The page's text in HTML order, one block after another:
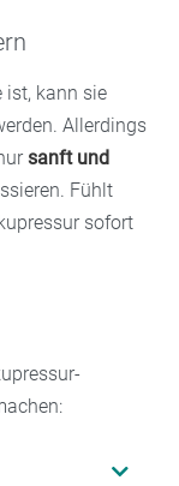
ist, kann sie
Allerdings
sanft und
Fühlt
sofort